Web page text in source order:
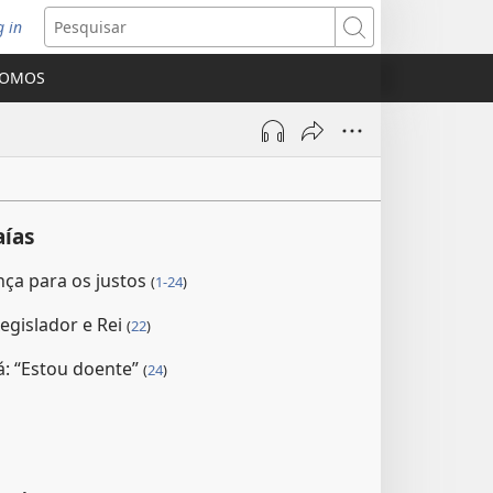
in
Pesquisar
para os justos (1-24)
e Rei (22)
“Estou doente” (24)